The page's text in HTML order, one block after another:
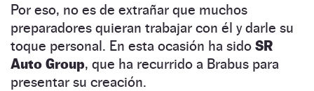
Por eso, no es de extrañar que muchos
preparadores quieran trabajar con él y darle su
toque personal. En esta ocasión ha sido SR
Auto Group, que ha recurrido a Brabus para
presentar su creación.